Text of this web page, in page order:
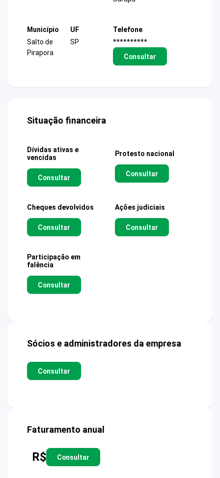
Município
Salto de
Pirapora
UF
SP
Telefone
**********
Consultar
Situação financeira
Dívidas ativas e
vencidas
Consultar
Protesto nacional
Consultar
Cheques devolvidos
Consultar
Ações judiciais
Consultar
Participação em
falência
Consultar
Sócios e administradores da empresa
Consultar
Faturamento anual
R$ Consultar